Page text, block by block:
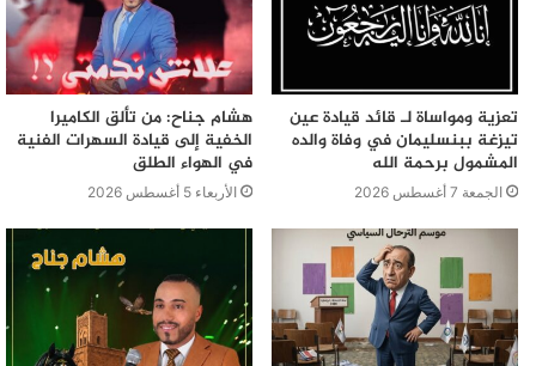
تعزية ومواساة لـ قائد قيادة عين
تيزغة ببنسليمان في وفاة والده
المشمول برحمة الله
الجمعة 7 أغسطس 2026
هشام جناح: من تألق الكاميرا
الخفية إلى قيادة السهرات الفنية
في الهواء الطلق
الأربعاء 5 أغسطس 2026